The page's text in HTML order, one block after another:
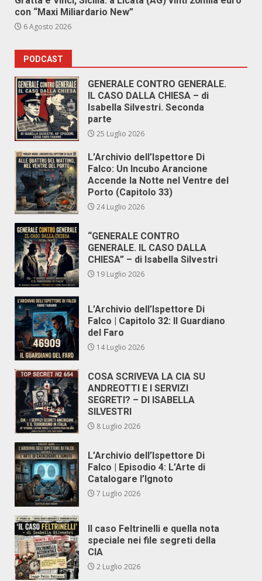
con “Maxi Miliardario New”
6 Agosto 2026
PODCAST
GENERALE CONTRO GENERALE.
IL CASO DALLA CHIESA – di
Isabella Silvestri. Seconda
parte
25 Luglio 2026
L’Archivio dell’Ispettore Di
Falco: Un Incubo Arancione
Accende la Notte nel Ventre del
Porto (Capitolo 33)
24 Luglio 2026
“GENERALE CONTRO
GENERALE. IL CASO DALLA
CHIESA” – di Isabella Silvestri
19 Luglio 2026
L’Archivio dell’Ispettore Di
Falco | Capitolo 32: Il Guardiano
del Faro
14 Luglio 2026
COSA SCRIVEVA LA CIA SU
ANDREOTTI E I SERVIZI
SEGRETI? – DI ISABELLA
SILVESTRI
8 Luglio 2026
L’Archivio dell’Ispettore Di
Falco | Episodio 4: L’Arte di
Catalogare l’Ignoto
7 Luglio 2026
Il caso Feltrinelli e quella nota
speciale nei file segreti della
CIA
2 Luglio 2026